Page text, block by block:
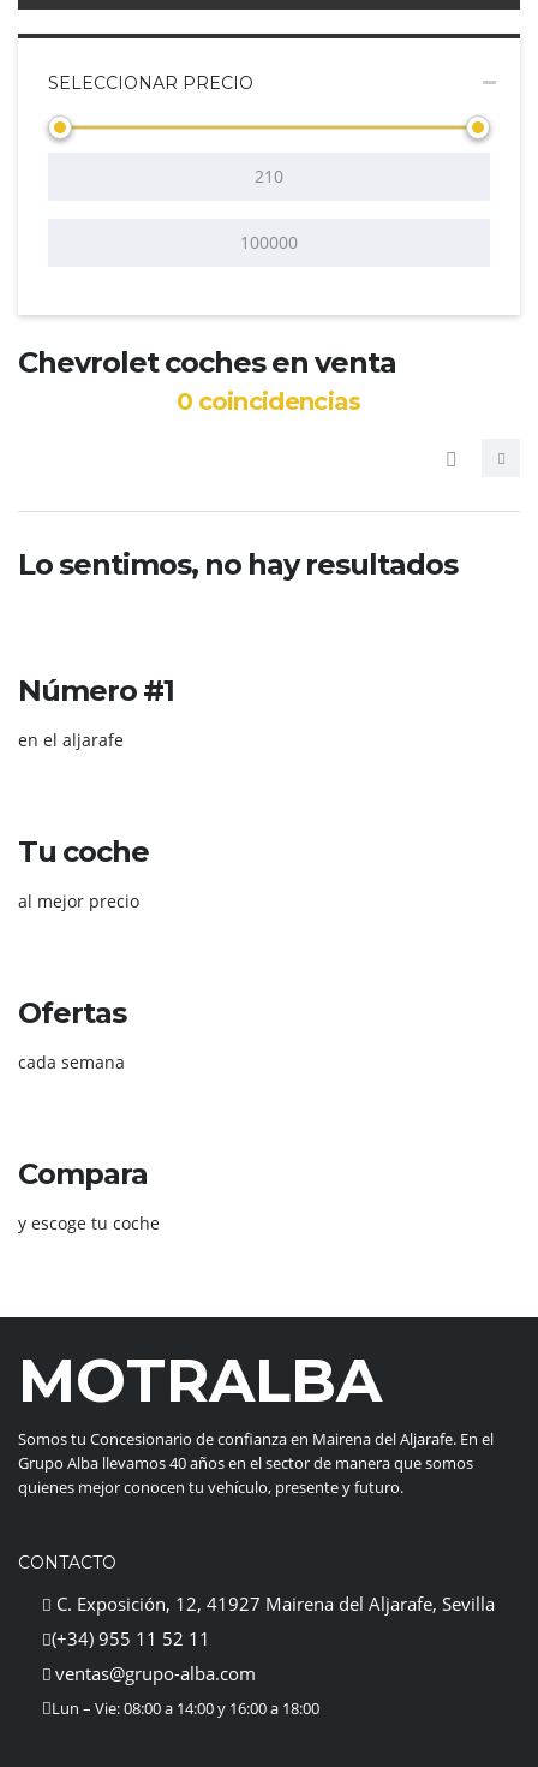
SELECCIONAR PRECIO
Chevrolet coches en venta
0coincidencias
Lo sentimos, no hay resultados
Número #1
en el aljarafe
Tu coche
al mejor precio
Ofertas
cada semana
Compara
y escoge tu coche
MOTRALBA
Somos tu Concesionario de confianza en Mairena del Aljarafe. En el
Grupo Alba llevamos 40 años en el sector de manera que somos
quienes mejor conocen tu vehículo, presente y futuro.
CONTACTO
C. Exposición, 12, 41927 Mairena del Aljarafe, Sevilla
(+34) 955 11 52 11
ventas@grupo-alba.com
Lun – Vie: 08:00 a 14:00 y 16:00 a 18:00